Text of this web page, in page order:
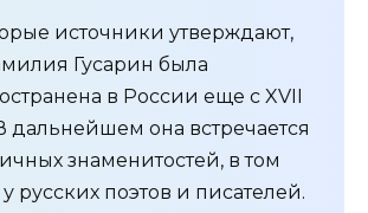
источники утверждают,
Гусарин была
в России еще с XVII
дальнейшем она встречается
знаменитостей, в том
русских поэтов и писателей.